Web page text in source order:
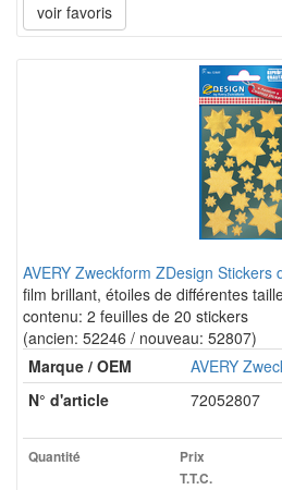
voir favoris
AVERY Zweckform ZDesign Stickers
film brillant, étoiles de différentes
contenu: 2 feuilles de 20 stickers
(ancien: 52246 / nouveau: 52807)
Marque / OEM
AVERY
N° d'article
72052807
Quantité
Prix
T.T.C.